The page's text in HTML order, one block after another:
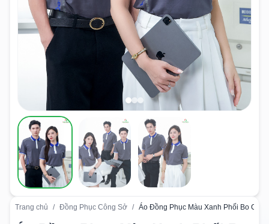
Trang chủ / Đồng Phục Công Sở / Áo Đồng Phục Màu Xanh Phối Bo Cổ